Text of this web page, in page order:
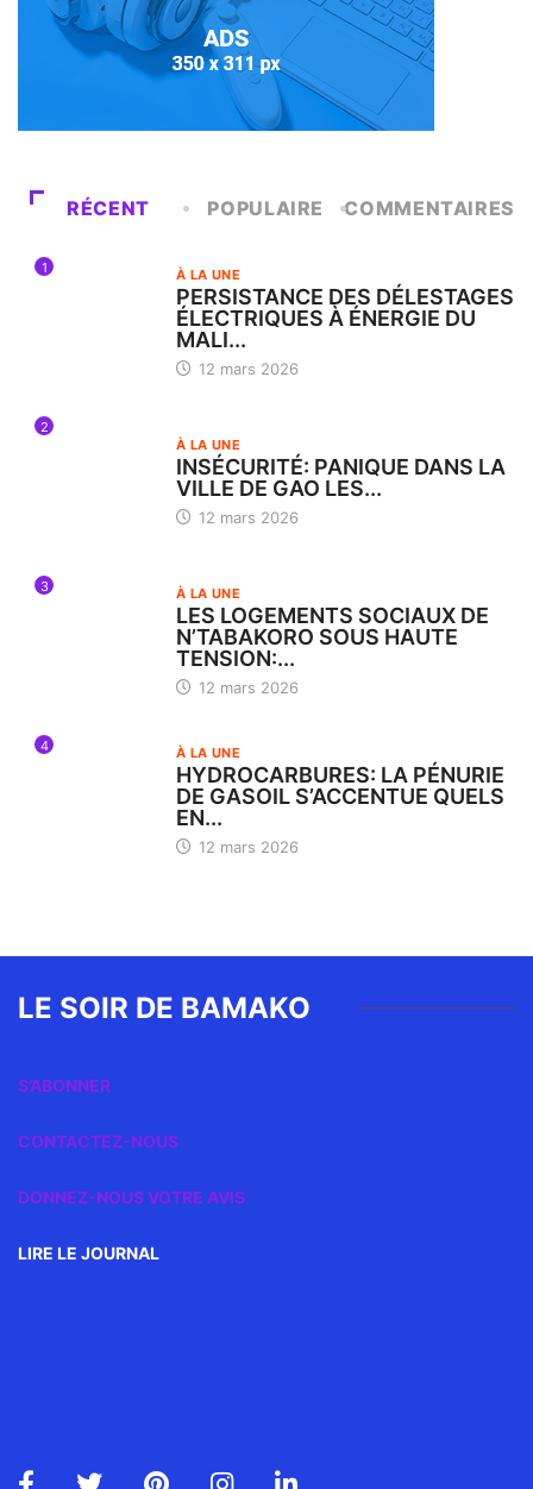
RÉCENT POPULAIRE COMMENTAIRES
1 À LA UNE
PERSISTANCE DES DÉLESTAGES
ÉLECTRIQUES À ÉNERGIE DU
MALI...
12 mars 2026
2
À LA UNE
INSÉCURITÉ: PANIQUE DANS LA
VILLE DE GAO LES...
12 mars 2026
3 À LA UNE
LES LOGEMENTS SOCIAUX DE
N’TABAKORO SOUS HAUTE
TENSION:...
12 mars 2026
4 À LA UNE
HYDROCARBURES: LA PÉNURIE
DE GASOIL S’ACCENTUE QUELS
EN...
12 mars 2026
LE SOIR DE BAMAKO
S’ABONNER
CONTACTEZ-NOUS
DONNEZ-NOUS VOTRE AVIS
LIRE LE JOURNAL